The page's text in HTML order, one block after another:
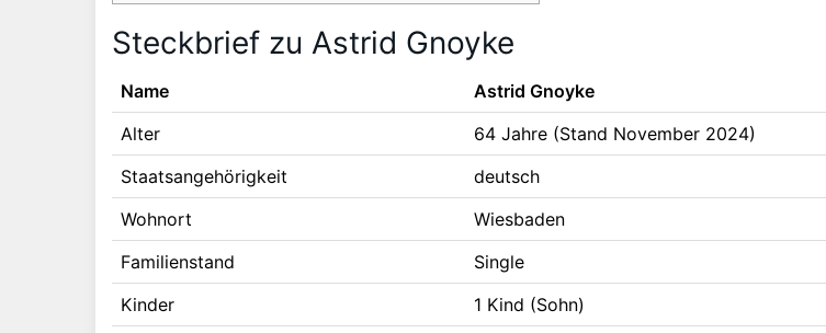
Steckbrief zu Astrid Gnoyke
Name
Astrid Gnoyke
Alter
64 Jahre (Stand November 2024)
Staatsangehörigkeit
deutsch
Wohnort
Wiesbaden
Familienstand
Single
Kinder
1 Kind (Sohn)